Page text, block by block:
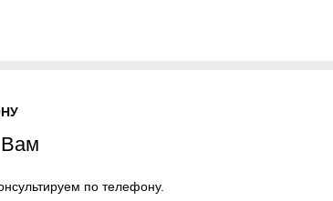
по телефону.